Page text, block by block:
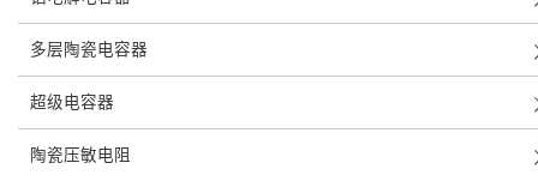
多层陶瓷电容器
超级电容器
陶瓷压敏电阻